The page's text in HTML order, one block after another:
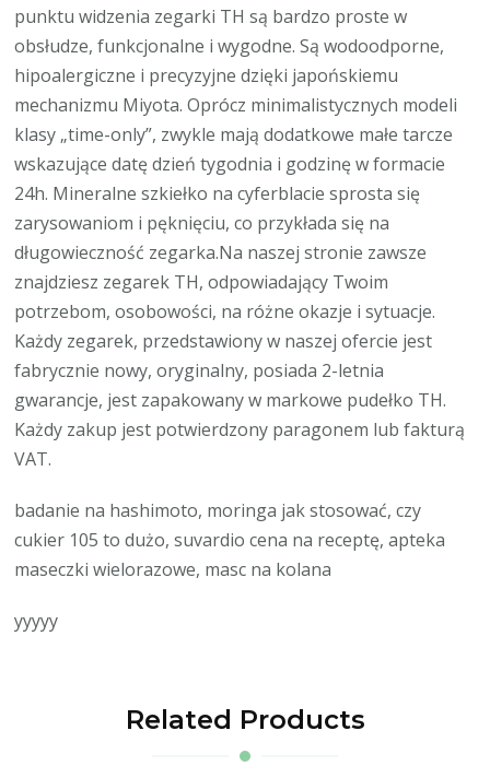
punktu widzenia zegarki TH są bardzo proste w
obsłudze, funkcjonalne i wygodne. Są wodoodporne,
hipoalergiczne i precyzyjne dzięki japońskiemu
mechanizmu Miyota. Oprócz minimalistycznych modeli
klasy „time-only”, zwykle mają dodatkowe małe tarcze
wskazujące datę dzień tygodnia i godzinę w formacie
24h. Mineralne szkiełko na cyferblacie sprosta się
zarysowaniom i pęknięciu, co przykłada się na
długowieczność zegarka.Na naszej stronie zawsze
znajdziesz zegarek TH, odpowiadający Twoim
potrzebom, osobowości, na różne okazje i sytuacje.
Każdy zegarek, przedstawiony w naszej ofercie jest
fabrycznie nowy, oryginalny, posiada 2-letnia
gwarancje, jest zapakowany w markowe pudełko TH.
Każdy zakup jest potwierdzony paragonem lub fakturą
VAT.
badanie na hashimoto, moringa jak stosować, czy
cukier 105 to dużo, suvardio cena na receptę, apteka
maseczki wielorazowe, masc na kolana
yyyyy
Related Products